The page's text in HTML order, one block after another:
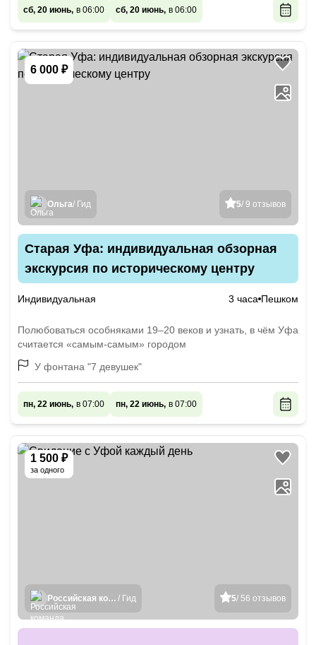
сб, 20 июнь, в 06:00 сб, 20 июнь, в 06:00
6 000 ₽
5/ 9 отзывов
Ольга/ Гид
Старая Уфа: индивидуальная обзорная
экскурсия по историческому центру
Индивидуальная 3 часа Пешком
Полюбоваться особняками 19–20 веков и узнать, в чём Уфа
считается «самым-самым» городом
У фонтана "7 девушек"
пн, 22 июнь, в 07:00 пн, 22 июнь, в 07:00
1 500 ₽
за одного
5/ 56 отзывов
Российская команда гидов / Гид